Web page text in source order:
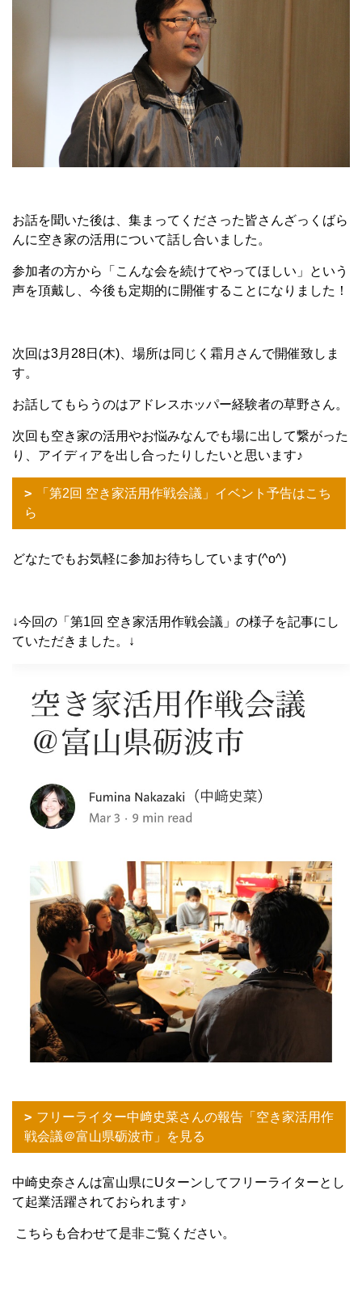
お話を聞いた後は、集まってくださった皆さんざっくばら
んに空き家の活用について話し合いました。
参加者の方から「こんな会を続けてやってほしい」という
声を頂戴し、今後も定期的に開催することになりました！
次回は3月28日(木)、場所は同じく霜月さんで開催致しま
す。
お話してもらうのはアドレスホッパー経験者の草野さん。
次回も空き家の活用やお悩みなんでも場に出して繋がった
り、アイディアを出し合ったりしたいと思います♪
「第2回 空き家活用作戦会議」イベント予告はこち
ら
どなたでもお気軽に参加お待ちしています(^o^)
↓今回の「第1回 空き家活用作戦会議」の様子を記事にし
ていただきました。↓
フリーライター中﨑史菜さんの報告「空き家活用作
戦会議＠富山県砺波市」を見る
中崎史奈さんは富山県にUターンしてフリーライターとし
て起業活躍されておられます♪
こちらも合わせて是非ご覧ください。